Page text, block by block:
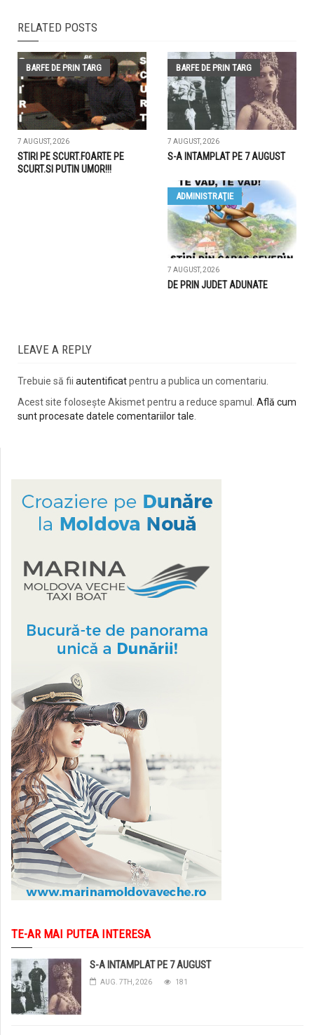
RELATED POSTS
BARFE DE PRIN TARG
7 AUGUST, 2026
STIRI PE SCURT.FOARTE PE
SCURT.SI PUTIN UMOR!!!
BARFE DE PRIN TARG
7 AUGUST, 2026
S-A INTAMPLAT PE 7 AUGUST
ADMINISTRAŢIE
7 AUGUST, 2026
DE PRIN JUDET ADUNATE
LEAVE A REPLY
Trebuie să fii autentificatpentru a publica un comentariu.
Acest site folosește Akismet pentru a reduce spamul. Află cum
sunt procesate datele comentariilor tale
TE-AR MAI PUTEA INTERESA
S-A INTAMPLAT PE 7 AUGUST
AUG. 7TH, 2026 181